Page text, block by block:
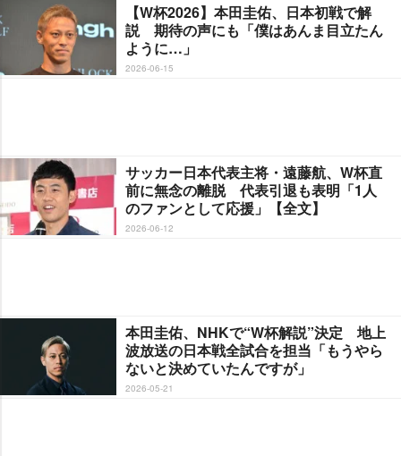
【W杯2026】本田圭佑、日本初戦で解
説 期待の声にも「僕はあんま目立たん
ように…」
2026-06-15
サッカー日本代表主将・遠藤航、W杯直
前に無念の離脱 代表引退も表明「1人
のファンとして応援」【全文】
2026-06-12
本田圭佑、NHKで“W杯解説”決定 地上
波放送の日本戦全試合を担当「もうやら
ないと決めていたんですが」
2026-05-21